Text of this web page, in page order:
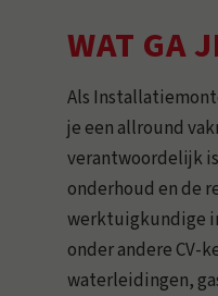
WAT GA
Als
je een allround
verantwoordelijk
onderhoud en de
werktuigkundige
onder andere CV-
waterleidingen,